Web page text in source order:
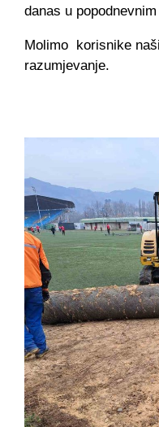
danas u
Molimo korisnike
razumjevanje.